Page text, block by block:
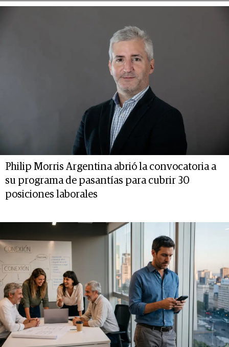
Philip Morris Argentina abrió la convocatoria a
su programa de pasantías para cubrir 30
posiciones laborales